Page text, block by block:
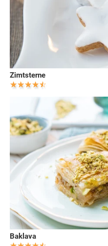
Zimtsterne
Baklava